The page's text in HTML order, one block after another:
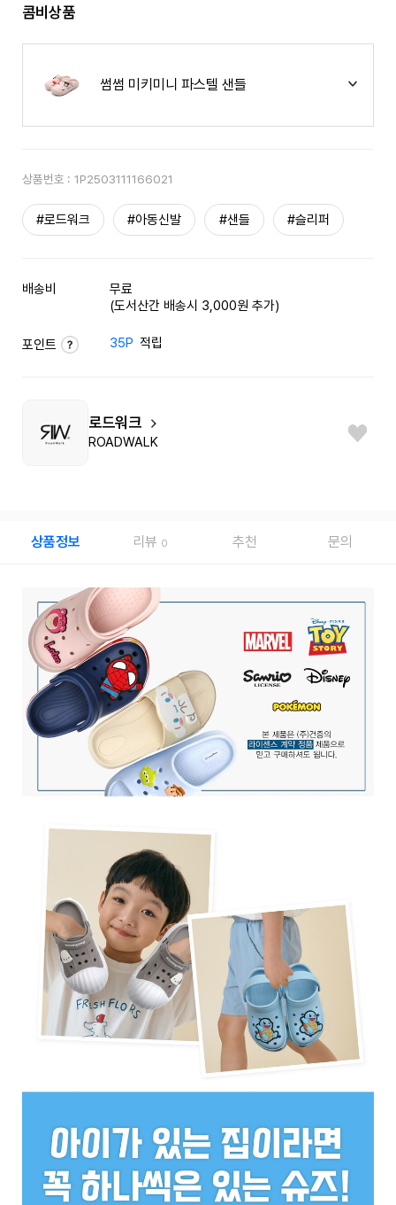
콤비상품
썸썸 미키미니 파스텔 샌들
상품번호 : 1P2503111166021
#로드워크 #아동신발 #샌들 #슬리퍼
배송비
무료
(도서산간 배송시 3,000원 추가)
포인트 35P 적립
로드워크
ROADWALK
상품정보 리뷰 0 추천 문의